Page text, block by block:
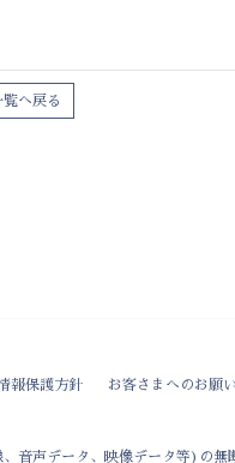
覧へ戻る
報保護方針 お客さまへのお願い
音声データ、映像データ等)の無